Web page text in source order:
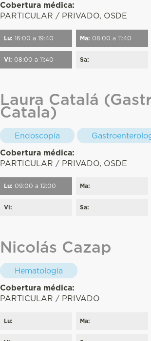
Cobertura médica:
PARTICULAR / PRIVADO, OSDE
Lu: 16:00 a 19:40 Ma: 08:00 a 11:40
Vi: 08:00 a 11:40 Sa:
Laura Catalá
Catala)
Endoscopía
Cobertura médica:
PARTICULAR / PRIVADO, OSDE
Lu: 09:00 a 12:00 Ma:
Vi: Sa:
Nicolás Cazap
Hematología
Cobertura médica:
PARTICULAR / PRIVADO
Lu: Ma: